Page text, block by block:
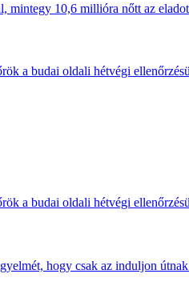
mintegy 10,6 millióra nőtt az
a budai oldali hétvégi
a budai oldali hétvégi
hogy csak az induljon